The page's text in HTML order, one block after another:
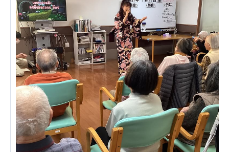
株式会社フラワーコミュニティ放送
Medicare Lead Japan
株式会社日本医科学研究所
特定非営利活動法人共生フォーラム
一般社団法人フードラボジャパン
特定非営利活動法人日本医療福祉機構
株式会社アメックファーマシー